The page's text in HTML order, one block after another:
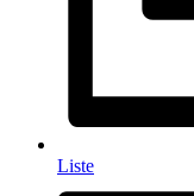
Liste